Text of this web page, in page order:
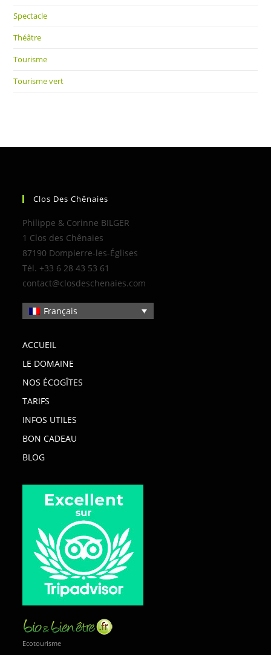
Spectacle
Théâtre
Tourisme
Tourisme vert
Clos Des Chênaies
Philippe & Corinne BILGER
1 Clos des Chênaies
87190 Dompierre-les-Églises
Tél. +33 6 28 43 53 61
contact@closdeschenaies.com
Français
ACCUEIL
LE DOMAINE
NOS ÉCOGÎTES
TARIFS
INFOS UTILES
BON CADEAU
BLOG
Ecotourisme